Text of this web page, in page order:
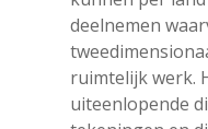
deelnemen
ruimtelijk werk.
uiteenlopende